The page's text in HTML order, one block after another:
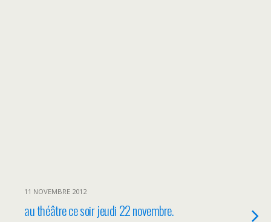
11 NOVEMBRE 2012
au théâtre ce soir jeudi 22 novembre.